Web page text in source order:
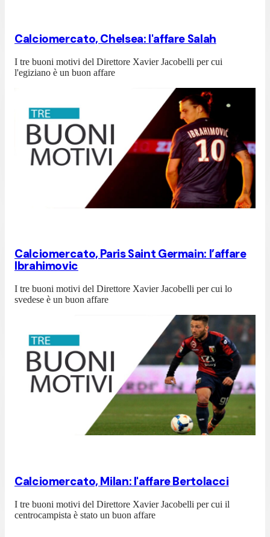
Calciomercato, Chelsea: l'affare Salah
I tre buoni motivi del Direttore Xavier Jacobelli per cui
l'egiziano è un buon affare
Calciomercato, Paris Saint Germain: l’affare
Ibrahimovic
I tre buoni motivi del Direttore Xavier Jacobelli per cui lo
svedese è un buon affare
Calciomercato, Milan: l'affare Bertolacci
I tre buoni motivi del Direttore Xavier Jacobelli per cui il
centrocampista è stato un buon affare